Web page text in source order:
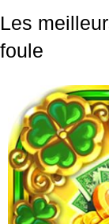
Les
foule